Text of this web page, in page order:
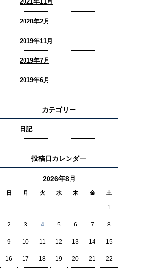
2021年11月
2020年2月
2019年11月
2019年7月
2019年6月
カテゴリー
日記
投稿日カレンダー
2026年8月
日 月 火 水 木 金 土
1
2 3 4 5 6 7 8
9 10 11 12 13 14 15
16 17 18 19 20 21 22